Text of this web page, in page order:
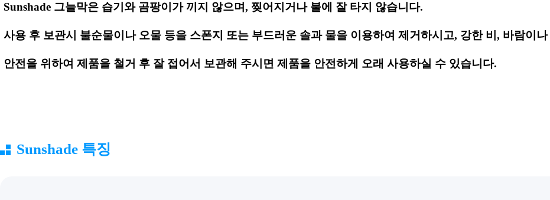
Sunshade 그늘막은 습기와 곰팡이가 끼지 않으며, 찢어지거나 불에 잘 타지 않습니다.
사용 후 보관시 불순물이나 오물 등을 스폰지 또는 부드러운 솔과 물을 이용하여 제거하시고, 강한 비, 바람이
안전을 위하여 제품을 철거 후 잘 접어서 보관해 주시면 제품을 안전하게 오래 사용하실 수 있습니다.
Sunshade 특징